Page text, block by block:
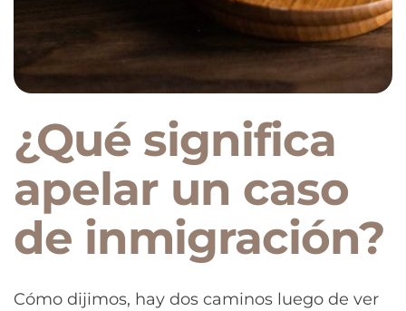
¿Qué significa
apelar un caso
de inmigración?
Cómo dijimos, hay dos caminos luego de ver